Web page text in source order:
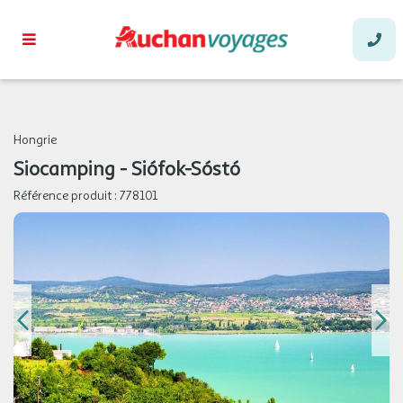
Hongrie
Siocamping - Siófok-Sóstó
Référence produit : 778101
août 2026
JEU.
13
AOÛT
149 €/hébergement
Retour le
15/08/2026
DIM.
16
AOÛT
139 €/hébergement
Retour le